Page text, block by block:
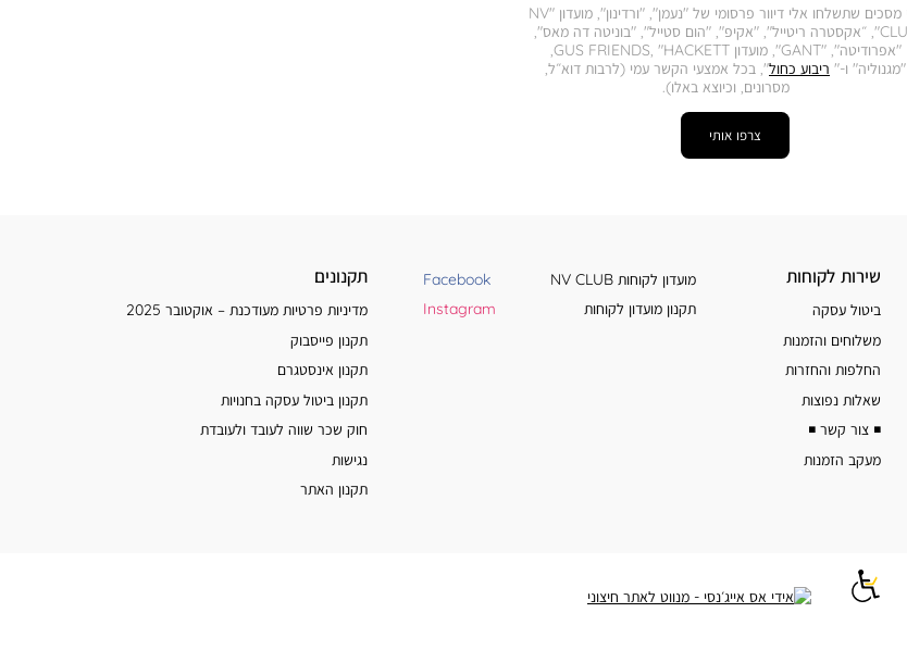
אני מסכים שתשלחו אלי דיוור פרסומי של "נעמן", "ורדינון", מועדון "NV
CLUB", ״אקסטרה ריטייל", "אקיפ", "הום סטייל", "בוניטה דה מאס",
"מגנוליה" ו-" ריבוע כחול", בכל אמצעי הקשר עמי (לרבות דוא״ל,
מסרונים, וכיוצא באלו).
צרפו אותי
שירות
שירות לקוחות
ביטול עסקה
משלוחים והזמנות
החלפות והחזרות
שאלות נפוצות
◾️ צור קשר ◾️
מעקב הזמנות
מידע
נוסף
מועדון לקוחות NV CLUB
תקנון מועדון לקוחות
Facebook
Instagram
תקנונים
מדיניות פרטיות מעודכנת – אוקטובר 2025
תקנון פייסבוק
תקנון אינסטגרם
תקנון ביטול עסקה בחנויות
חוק שכר שווה לעובד ולעובדת
נגישות
תקנון האתר